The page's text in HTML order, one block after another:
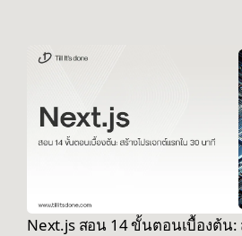
Next.js สอน 14 ขั้นตอนเบื้องต้น: